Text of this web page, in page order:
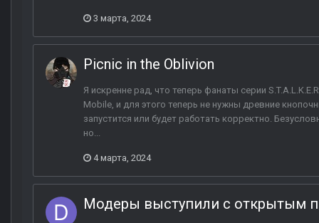
3 марта, 2024
Picnic in the Oblivion
Я искренне рад, что теперь фанаты серии
Mobile, и для этого теперь не нужны древние
запустится или будет работать корректно.
но...
4 марта, 2024
Модеры выступили с открытым